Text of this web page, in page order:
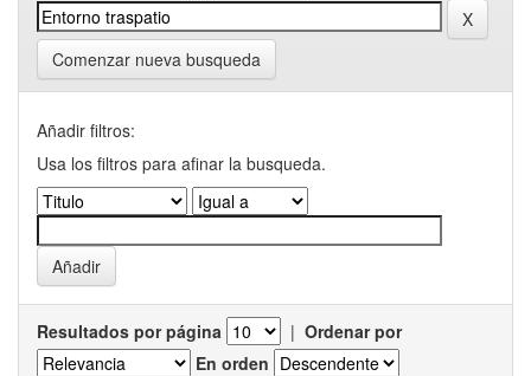
Comenzar nueva busqueda
Añadir filtros:
Usa los filtros para afinar la busqueda.
Resultados por página | Ordenar por
En orden